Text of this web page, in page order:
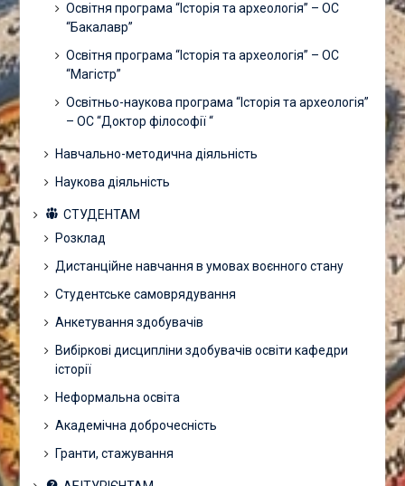
Освітня програма “Історія та археологія” – ОС
“Бакалавр”
Освітня програма “Історія та археологія” – ОС
“Магістр”
Освітньо-наукова програма “Історія та археологія”
– ОС “Доктор філософії “
Навчально-методична діяльність
Наукова діяльність
СТУДЕНТАМ
Розклад
Дистанційне навчання в умовах воєнного стану
Студентське самоврядування
Анкетування здобувачів
Вибіркові дисципліни здобувачів освіти кафедри
історії
Неформальна освіта
Академічна доброчесність
Гранти, стажування